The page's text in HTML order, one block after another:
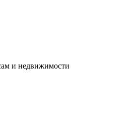
и недвижимости